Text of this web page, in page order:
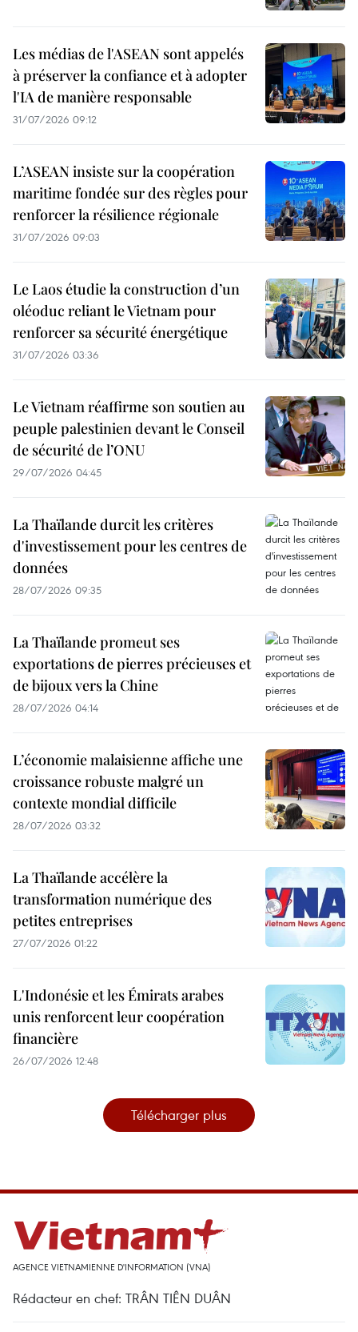
Les médias de l'ASEAN sont appelés
à préserver la confiance et à adopter
l'IA de manière responsable
31/07/2026 09:12
L’ASEAN insiste sur la coopération
maritime fondée sur des règles pour
renforcer la résilience régionale
31/07/2026 09:03
Le Laos étudie la construction d’un
oléoduc reliant le Vietnam pour
renforcer sa sécurité énergétique
31/07/2026 03:36
Le Vietnam réaffirme son soutien au
peuple palestinien devant le Conseil
de sécurité de l’ONU
29/07/2026 04:45
La Thaïlande durcit les critères
d'investissement pour les centres de
données
28/07/2026 09:35
La Thaïlande promeut ses
exportations de pierres précieuses et
de bijoux vers la Chine
28/07/2026 04:14
L’économie malaisienne affiche une
croissance robuste malgré un
contexte mondial difficile
28/07/2026 03:32
La Thaïlande accélère la
transformation numérique des
petites entreprises
27/07/2026 01:22
L'Indonésie et les Émirats arabes
unis renforcent leur coopération
financière
26/07/2026 12:48
Télécharger plus
AGENCE VIETNAMIENNE D'INFORMATION (VNA)
Rédacteur en chef: TRÂN TIÊN DUÂN